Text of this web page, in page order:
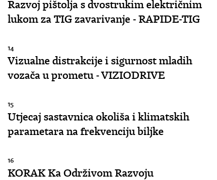
Razvoj pištolja s dvostrukim električnim
lukom za TIG zavarivanje - RAPIDE-TIG
14
Vizualne distrakcije i sigurnost mladih
vozača u prometu - VIZIODRIVE
15
Utjecaj sastavnica okoliša i klimatskih
parametara na frekvenciju biljke
16
KORAK Ka Održivom Razvoju